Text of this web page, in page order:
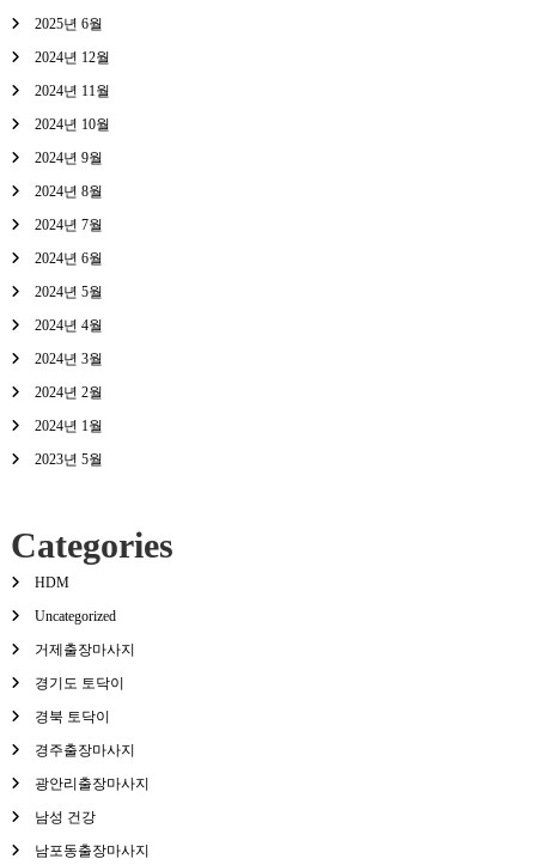
2025년 6월
2024년 12월
2024년 11월
2024년 10월
2024년 9월
2024년 8월
2024년 7월
2024년 6월
2024년 5월
2024년 4월
2024년 3월
2024년 2월
2024년 1월
2023년 5월
Categories
HDM
Uncategorized
거제출장마사지
경기도 토닥이
경북 토닥이
경주출장마사지
광안리출장마사지
남성 건강
남포동출장마사지